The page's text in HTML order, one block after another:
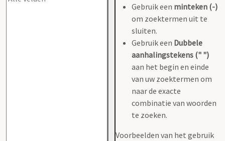
Gebruik een minteken (-)
om zoektermen uit te
sluiten.
Gebruik een Dubbele
aanhalingstekens (" ")
aan het begin en einde
van uw zoektermen om
naar de exacte
combinatie van woorden
te zoeken.
Voorbeelden van het gebruik